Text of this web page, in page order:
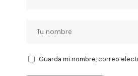
Guarda mi nombre, correo